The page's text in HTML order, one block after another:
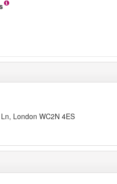
London WC2N 4ES